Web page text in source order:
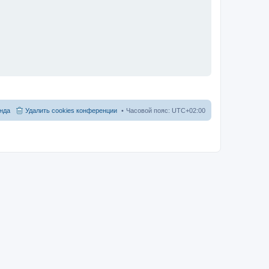
Часовой пояс: UTC+02:00
Удалить cookies конференции